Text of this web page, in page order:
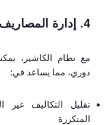
4. إدارة المصاريف ومراقبة التكاليف
مع نظام الكاشير،
دوري، مما يساعد في:
تقليل التكاليف غير
المتكررة